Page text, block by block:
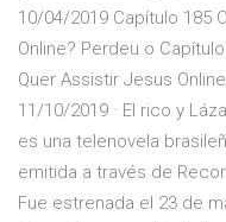
10/04/2019 Capítulo 185
Online? Perdeu o
Quer Assistir Jesus
11/10/2019 · El rico y
es una telenovela
emitida a través de
Fue estrenada el 23 de